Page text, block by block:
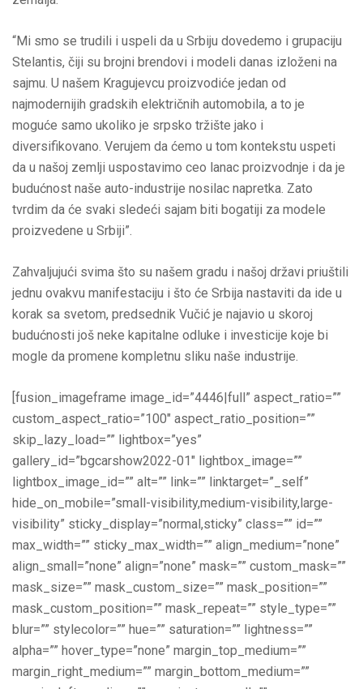
“Mi smo se trudili i uspeli da u Srbiju dovedemo i grupaciju
Stelantis, čiji su brojni brendovi i modeli danas izloženi na
sajmu. U našem Kragujevcu proizvodiće jedan od
najmodernijih gradskih električnih automobila, a to je
moguće samo ukoliko je srpsko tržište jako i
diversifikovano. Verujem da ćemo u tom kontekstu uspeti
da u našoj zemlji uspostavimo ceo lanac proizvodnje i da je
budućnost naše auto-industrije nosilac napretka. Zato
tvrdim da će svaki sledeći sajam biti bogatiji za modele
proizvedene u Srbiji”.
Zahvaljujući svima što su našem gradu i našoj državi priuštili
jednu ovakvu manifestaciju i što će Srbija nastaviti da ide u
korak sa svetom, predsednik Vučić je najavio u skoroj
budućnosti još neke kapitalne odluke i investicije koje bi
mogle da promene kompletnu sliku naše industrije.
[fusion_imageframe image_id=”4446|full” aspect_ratio=””
custom_aspect_ratio=”100″ aspect_ratio_position=””
skip_lazy_load=”” lightbox=”yes”
gallery_id=”bgcarshow2022-01″ lightbox_image=””
lightbox_image_id=”” alt=”” link=”” linktarget=”_self”
hide_on_mobile=”small-visibility,medium-visibility,large-
visibility” sticky_display=”normal,sticky” class=”” id=””
max_width=”” sticky_max_width=”” align_medium=”none”
align_small=”none” align=”none” mask=”” custom_mask=””
mask_size=”” mask_custom_size=”” mask_position=””
mask_custom_position=”” mask_repeat=”” style_type=””
blur=”” stylecolor=”” hue=”” saturation=”” lightness=””
alpha=”” hover_type=”none” margin_top_medium=””
margin_right_medium=”” margin_bottom_medium=””